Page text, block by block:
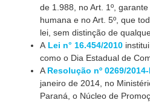
de 1.988, no Art. 1º,
humana e no Art. 5º, que
lei, sem distinção de
A Lei n° 16.454/2010
como o Dia Estadual de
A Resolução nº 0269/2014-
janeiro de 2014, no
Paraná, o Núcleo de